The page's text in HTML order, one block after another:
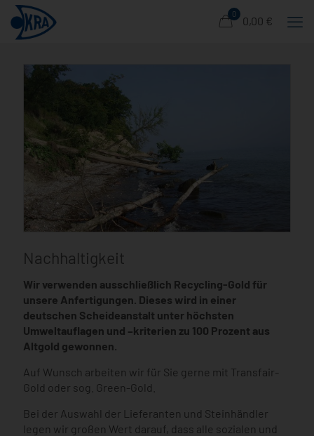
0
0,00 €
Nachhaltigkeit
Wir verwenden ausschließlich Recycling-Gold für
unsere Anfertigungen. Dieses wird in einer
deutschen Scheideanstalt unter höchsten
Umweltauflagen und –kriterien zu 100 Prozent aus
Altgold gewonnen.
Auf Wunsch arbeiten wir für Sie gerne mit Transfair-
Gold oder sog. Green-Gold.
Bei der Auswahl der Lieferanten und Steinhändler
legen wir großen Wert darauf, dass alle sozialen und